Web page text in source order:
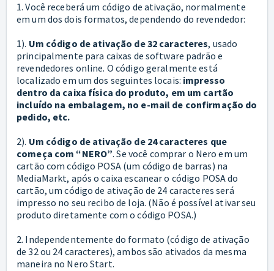
1. Você receberá um código de ativação, normalmente
em um dos dois formatos, dependendo do revendedor:
1). Um código de ativação de 32 caracteres, usado
principalmente para caixas de software padrão e
revendedores online. O código geralmente está
localizado em um dos seguintes locais: impresso
dentro da caixa física do produto, em um cartão
incluído na embalagem, no e-mail de confirmação do
pedido, etc.
2). Um código de ativação de 24 caracteres que
começa com “NERO”. Se você comprar o Nero em um
cartão com código POSA (um código de barras) na
MediaMarkt, após o caixa escanear o código POSA do
cartão, um código de ativação de 24 caracteres será
impresso no seu recibo de loja. (Não é possível ativar seu
produto diretamente com o código POSA.)
2. Independentemente do formato (código de ativação
de 32 ou 24 caracteres), ambos são ativados da mesma
maneira no Nero Start.